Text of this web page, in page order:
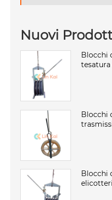
Nuovi
Blocchi
Blocchi
Blocchi
elicotteri